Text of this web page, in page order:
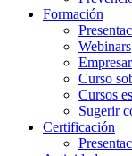
Formación
Webinars
Curso
Cursos
Sugerir
Certificación